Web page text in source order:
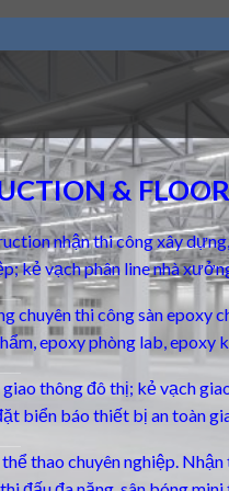
&
nhận thi công xây
kẻ vạch phân line nhà
chuyên thi côngsàn epoxy
epoxy phòng lab, epoxy
thông đô thị; kẻ vạch
biển báo thiết bị an toàn
thao chuyên nghiệp.